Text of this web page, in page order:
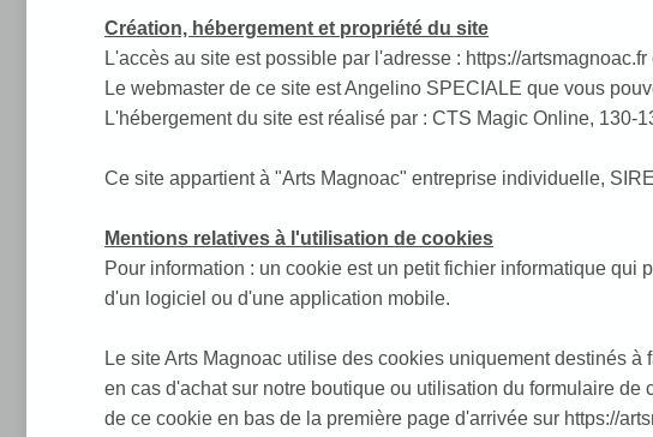
Création, hébergement et propriété du site
L'accès au site est possible par l'adresse : https://
Le webmaster de ce site est Angelino SPECIALE que vous
L'hébergement du site est réalisé par : CTS Magic Online,
Ce site appartient à "Arts Magnoac" entreprise individuelle,
Mentions relatives à l'utilisation de cookies
Pour information : un cookie est un petit fichier informatique
d'un logiciel ou d'une application mobile.
Le site Arts Magnoac utilise des cookies uniquement destinés
en cas d'achat sur notre boutique ou utilisation du formulaire
de ce cookie en bas de la première page d'arrivée sur https://